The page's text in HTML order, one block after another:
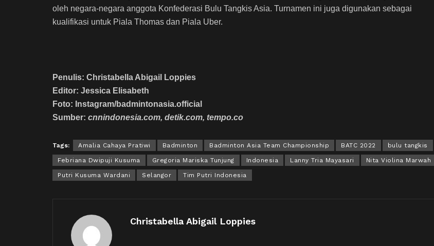
oleh negara-negara anggota Konfederasi Bulu Tangkis Asia. Turnamen ini juga digunakan sebagai
kualifikasi untuk Piala Thomas dan Piala Uber.
Penulis: Christabella Abigail Loppies
Editor: Jessica Elisabeth
Foto: Instagram/badmintonasia.official
Sumber: cnnindonesia.com, detik.com, tempo.co
Tags: Amalia Cahaya Pratiwi Badminton Badminton Asia Team Championship BATC 2022 bulu tangkis
Febriana Dwipuji Kusuma Gregoria Mariska Tunjung Indonesia Lanny Tria Mayasari Nita Violina Marwah
Putri Kusuma Wardani Selangor Tim Putri Indonesia
Christabella Abigail Loppies